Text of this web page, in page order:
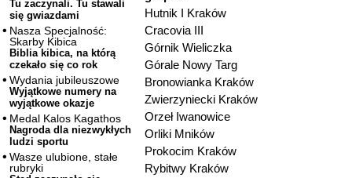
Tu zaczynali. Tu stawali
się gwiazdami
Nasza Specjalność:
Skarby Kibica
Biblia kibica, na którą
czekało się co rok
Wydania jubileuszowe
Wyjątkowe numery na
wyjątkowe okazje
Medal Kalos Kagathos
Nagroda dla niezwykłych
ludzi sportu
Wasze ulubione, stałe
rubryki
Hutnik I Kraków
Cracovia III
Górnik Wieliczka
Górale Nowy Targ
Bronowianka Kraków
Zwierzyniecki Kraków
Orzeł Iwanowice
Orliki Mników
Prokocim Kraków
Rybitwy Kraków